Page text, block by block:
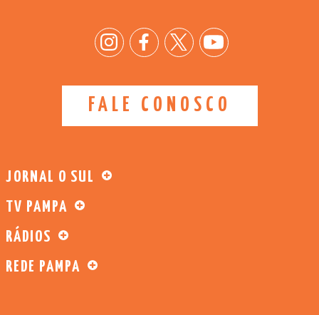
FALE CONOSCO
JORNAL O SUL
TV PAMPA
RÁDIOS
REDE PAMPA